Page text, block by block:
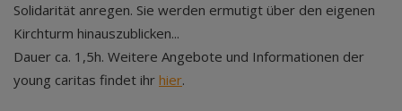
Solidarität anregen. Sie werden ermutigt über den eigenen
Kirchturm hinauszublicken...
Dauer ca. 1,5h. Weitere Angebote und Informationen der
young caritas findet ihr hier.